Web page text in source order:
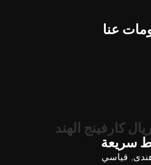
كارفينج الهند
, قياسي
عنا
سريعة